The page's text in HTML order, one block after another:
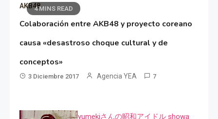
4 MINS READ
AKB48
Colaboración entre AKB48 y proyecto coreano
causa «desastroso choque cultural y de
conceptos»
3 Diciembre 2017 Agencia YEA 7
yumekiさんの昭和アイドル showa